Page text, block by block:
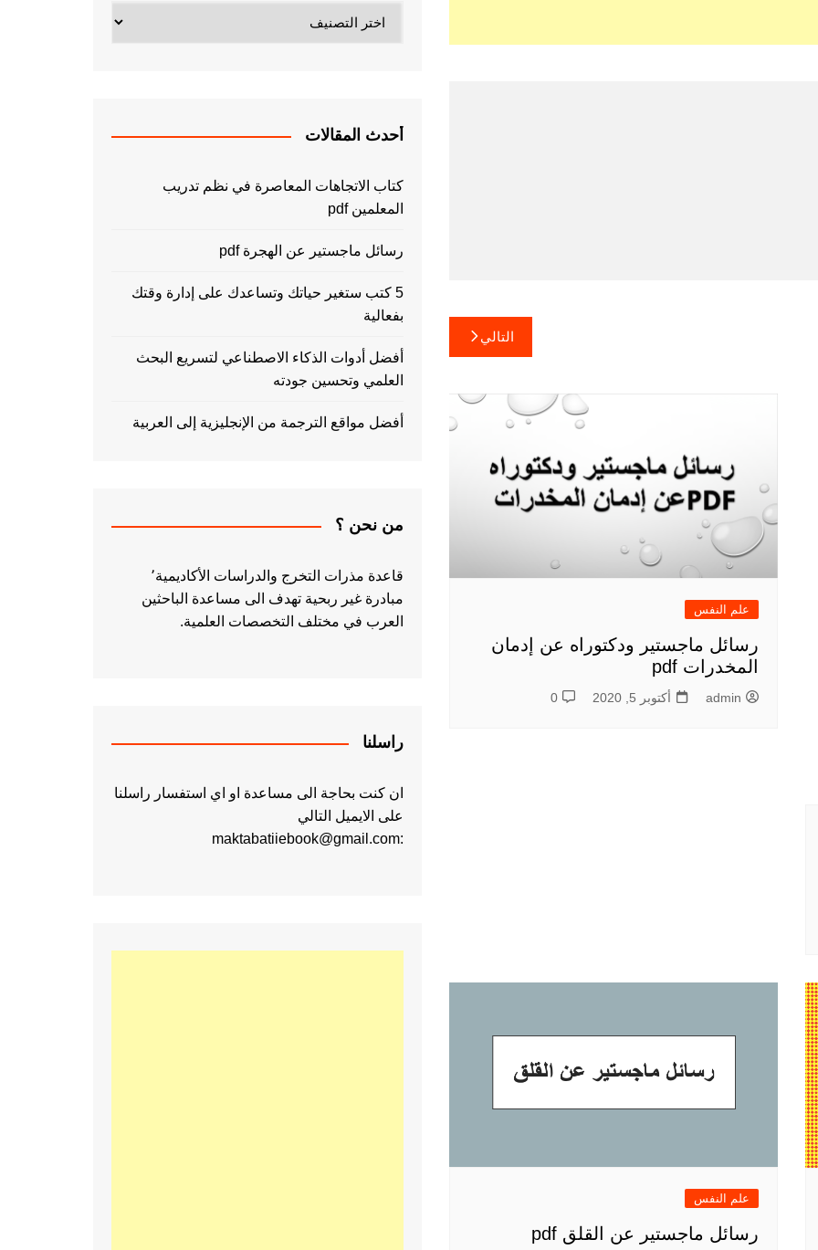
التالي
علم النفس
رسائل ماجستير ودكتوراه عن إدمان
المخدرات pdf
admin أكتوبر 5, 2020 0
علم النفس
رسائل ماجستير عن القلق pdf
أحدث المقالات
كتاب الاتجاهات المعاصرة في نظم تدريب
المعلمين pdf
رسائل ماجستير عن الهجرة pdf
5 كتب ستغير حياتك وتساعدك على إدارة وقتك
بفعالية
أفضل أدوات الذكاء الاصطناعي لتسريع البحث
العلمي وتحسين جودته
أفضل مواقع الترجمة من الإنجليزية إلى العربية
من نحن ؟
قاعدة مذرات التخرج والدراسات الأكاديمية٬
مبادرة غير ربحية تهدف الى مساعدة الباحثين
العرب في مختلف التخصصات العلمية.
راسلنا
ان كنت بحاجة الى مساعدة او اي استفسار راسلنا
على الايميل التالي
:maktabatiiebook@gmail.com